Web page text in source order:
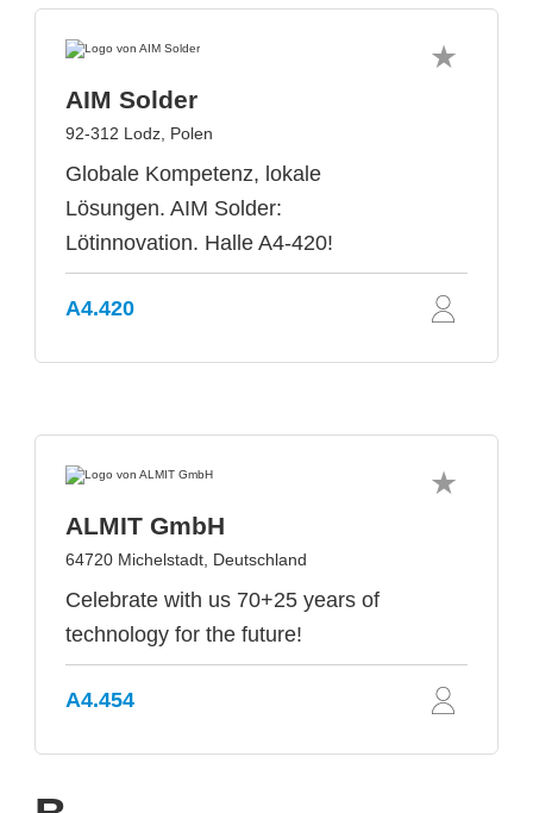
AIM Solder
92-312 Lodz, Polen
Globale Kompetenz, lokale
Lösungen. AIM Solder:
Lötinnovation. Halle A4-420!
A4.420
ALMIT GmbH
64720 Michelstadt, Deutschland
Celebrate with us 70+25 years of
technology for the future!
A4.454